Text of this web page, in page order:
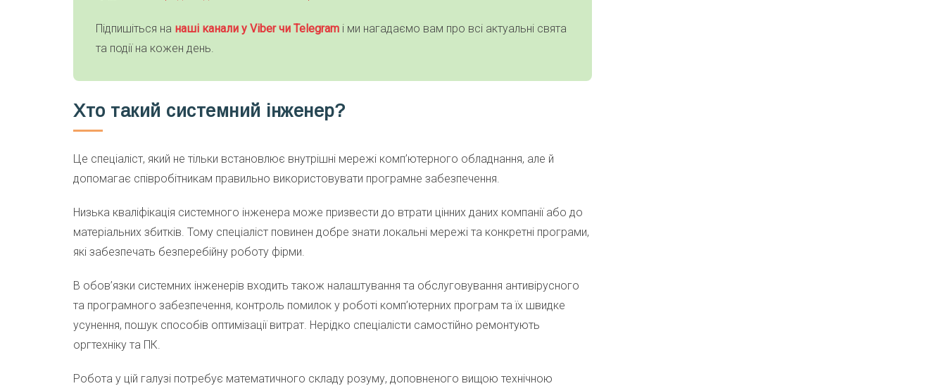
Підпишіться на наші канали у Viber чи Telegram і ми нагадаємо вам про всі актуальні свята
та події на кожен день.
Хто такий системний інженер?
Це спеціаліст, який не тільки встановлює внутрішні мережі комп’ютерного обладнання, але й
допомагає співробітникам правильно використовувати програмне забезпечення.
Низька кваліфікація системного інженера може призвести до втрати цінних даних компанії або до
матеріальних збитків. Тому спеціаліст повинен добре знати локальні мережі та конкретні програми,
які забезпечать безперебійну роботу фірми.
В обов’язки системних інженерів входить також налаштування та обслуговування антивірусного
та програмного забезпечення, контроль помилок у роботі комп’ютерних програм та їх швидке
усунення, пошук способів оптимізації витрат. Нерідко спеціалісти самостійно ремонтують
оргтехніку та ПК.
Робота у цій галузі потребує математичного складу розуму, доповненого вищою технічною